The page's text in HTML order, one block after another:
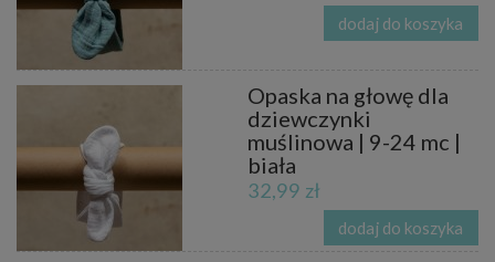
dodaj do koszyka
Opaska na głowę dla
dziewczynki
muślinowa | 9-24 mc |
biała
32,99 zł
dodaj do koszyka